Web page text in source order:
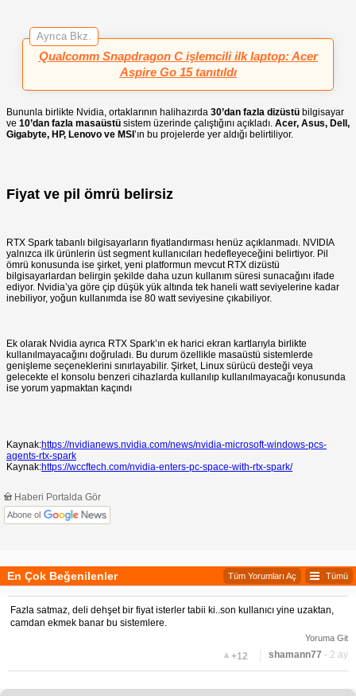
Ayrıca Bkz.
Qualcomm Snapdragon C işlemcili ilk laptop: Acer
Aspire Go 15 tanıtıldı
Bununla birlikte Nvidia, ortaklarının halihazırda 30’dan fazla dizüstü bilgisayar
ve 10’dan fazla masaüstü sistem üzerinde çalıştığını açıkladı. Acer, Asus, Dell,
Gigabyte, HP, Lenovo ve MSI ’ın bu projelerde yer aldığı belirtiliyor.
Fiyat ve pil ömrü belirsiz
RTX Spark tabanlı bilgisayarların fiyatlandırması henüz açıklanmadı. NVIDIA
yalnızca ilk ürünlerin üst segment kullanıcıları hedefleyeceğini belirtiyor. Pil
ömrü konusunda ise şirket, yeni platformun mevcut RTX dizüstü
bilgisayarlardan belirgin şekilde daha uzun kullanım süresi sunacağını ifade
ediyor. Nvidia’ya göre çip düşük yük altında tek haneli watt seviyelerine kadar
inebiliyor, yoğun kullanımda ise 80 watt seviyesine çıkabiliyor.
Ek olarak Nvidia ayrıca RTX Spark’ın ek harici ekran kartlarıyla birlikte
kullanılmayacağını doğruladı. Bu durum özellikle masaüstü sistemlerde
genişleme seçeneklerini sınırlayabilir. Şirket, Linux sürücü desteği veya
gelecekte el konsolu benzeri cihazlarda kullanılıp kullanılmayacağı konusunda
ise yorum yapmaktan kaçındı
Kaynak:https://nvidianews.nvidia.com/news/nvidia-microsoft-windows-pcs-
agents-rtx-spark
Kaynak:https://wccftech.com/nvidia-enters-pc-space-with-rtx-spark/
Haberi Portalda Gör
Abone ol
En Çok Beğenilenler Tümü
Tüm Yorumları Aç
Fazla satmaz, deli dehşet bir fiyat isterler tabii ki..son kullanıcı yine uzaktan,
camdan ekmek banar bu sistemlere.
Yoruma Git
shamann77 - 2 ay
+12
▲